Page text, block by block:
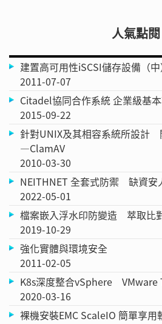
人氣點閱
建置高可用性iSCSI儲存設備（中
2011-07-07
Citadel協同合作系統 企業級基
2015-09-22
針對UNIX及其相容系統所設計
—ClamAV
2010-03-30
NEITHNET 全套式防禦 缺資安
2022-05-01
檔案嵌入浮水印防變造 萃取比
2019-10-29
強化實體與環境安全
2011-02-05
K8s深度整合vSphere VMware
2020-03-16
裸機安裝EMC ScaleIO 簡單享用